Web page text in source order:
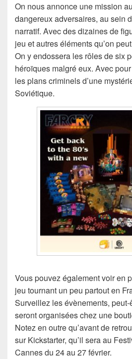
On nous annonce une mission
dangereux adversaires, au sein
narratif. Avec des dizaines de
jeu et autres éléments qu’on
On y endossera les rôles de six
héroïques malgré eux. Avec
les plans criminels d’une
Soviétique.
Vous pouvez également voir en
jeu tournant un peu partout en
Surveillez les évènements,
seront organisées chez une
Notez en outre qu’avant de
sur Kickstarter, qu’il sera au
Cannes du 24 au 27 février.